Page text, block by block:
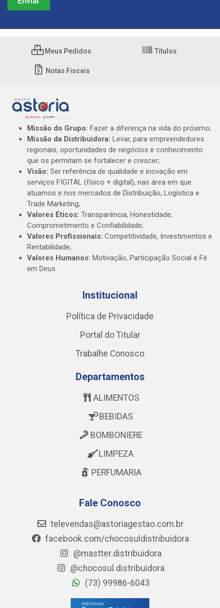
Meus Pedidos Títulos
Notas Fiscais
Missão do Grupo: Fazer a diferença na vida do próximo;
Missão da Distribuidora: Levar, para empreendedores
regionais, oportunidades de negócios e conhecimento
que os permitam se fortalecer e crescer;
Visão: Ser referência de qualidade e inovação em
serviços FIGITAL (físico + digital), nas área em que
atuamos e nos mercados de Distribuição, Logística e
Trade Marketing;
Valores Éticos: Transparência, Honestidade,
Comprometimento e Confiabilidade;
Valores Profissionais: Competitividade, Investimentos e
Rentabilidade;
Valores Humanos: Motivação, Participação Social e Fé
em Deus.
Institucional
Política de Privacidade
Portal do Titular
Trabalhe Conosco
Departamentos
ALIMENTOS
BEBIDAS
BOMBONIERE
LIMPEZA
PERFUMARIA
Fale Conosco
televendas@astoriagestao.com.br
facebook.com/chocosuldistribuidora
@mastter.distribuidora
@chocosul.distribuidora
(73) 99986-6043